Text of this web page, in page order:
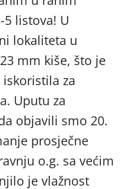
listova! U
lokaliteta u
mm kiše, što je
za
Uputu za
objavili smo 20.
prosječne
o.g. sa većim
je vlažnost